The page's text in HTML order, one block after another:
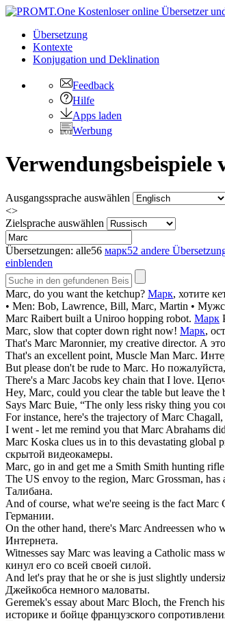
Übersetzung
Kontexte
Konjugation und Deklination
Feedback
Hilfe
Apps laden
Werbung
Ausgangssprache auswählen
<>
Zielsprache auswählen
Übersetzungen: alle56 марк52 andere
einblenden
Marc, do you want the ketchup? Марк, хотите
• Men: Bob, Lawrence, Bill, Marc, Martin •
Marc Raibert built a Uniroo hopping robot. Марк
Marc, slow that copter down right now! Марк,
That's Marc Maronnier, my creative director. А это
That's an excellent point, Muscle Man Marc.
But please don't be rude to Marc. Но
There's a Marc Jacobs key chain that I love.
Hey, Marc, could you clear the table but leave the
Says Marc Buie, “The only less risky thing you
For instance, here's the trajectory ofMarc Chagall,
I went - let me remind you that Marc Abrahams
Marc Koska clues us in to this devastating global
скрытой видеокамеры.
Marc, go in and get me a Smith Smith hunting
The US envoy to the region, Marc Grossman, has
Талибана.
And of course, what we're seeing is the fact Marc
Германии.
On the other hand, there's Marc Andreessen who
Интернета.
Witnesses say Marc was leaving a Catholic mass
кинул его со всей своей силой.
And let's pray that he or she is just slightly
Джейкобса немного маловаты.
Geremek's essay about Marc Bloch, the French
историке и бойце французского